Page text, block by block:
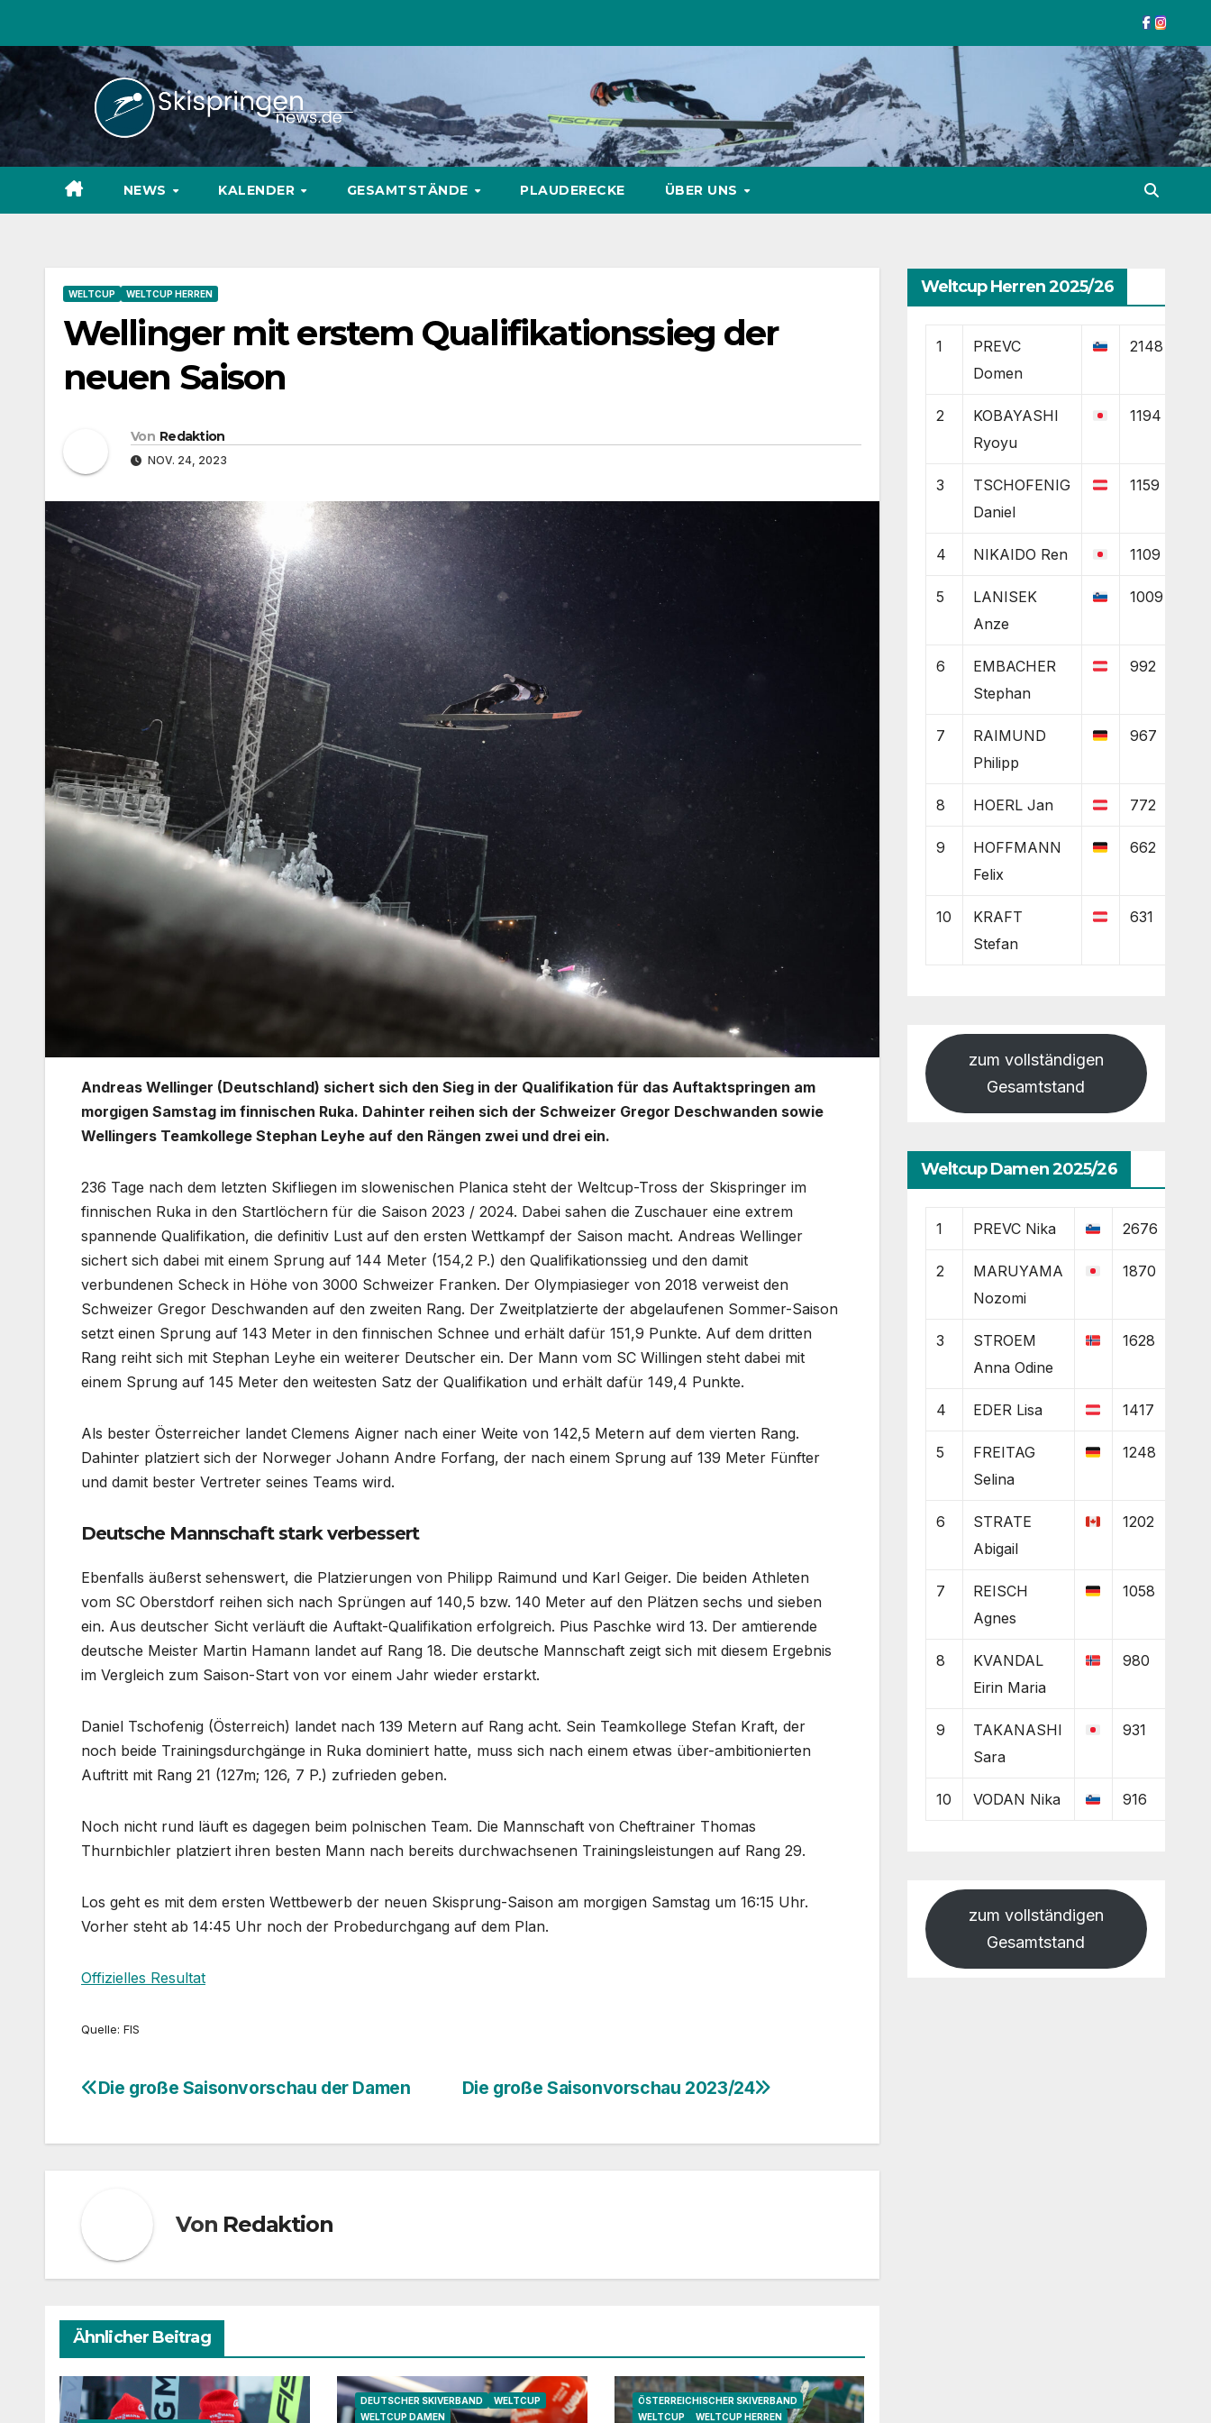
springen
NEWS KALENDER GESAMTSTÄNDE PLAUDERECKE ÜBER UNS
WELTCUP WELTCUP HERREN
Wellinger mit erstem Qualifikationssieg der
neuen Saison
Von Redaktion
NOV. 24, 2023
Andreas Wellinger (Deutschland) sichert sich den Sieg in der Qualifikation für das Auftaktspringen am
morgigen Samstag im finnischen Ruka. Dahinter reihen sich der Schweizer Gregor Deschwanden sowie
Wellingers Teamkollege Stephan Leyhe auf den Rängen zwei und drei ein.
236 Tage nach dem letzten Skifliegen im slowenischen Planica steht der Weltcup-Tross der Skispringer im
finnischen Ruka in den Startlöchern für die Saison 2023 / 2024. Dabei sahen die Zuschauer eine extrem
spannende Qualifikation, die definitiv Lust auf den ersten Wettkampf der Saison macht. Andreas Wellinger
sichert sich dabei mit einem Sprung auf 144 Meter (154,2 P.) den Qualifikationssieg und den damit
verbundenen Scheck in Höhe von 3000 Schweizer Franken. Der Olympiasieger von 2018 verweist den
Schweizer Gregor Deschwanden auf den zweiten Rang. Der Zweitplatzierte der abgelaufenen Sommer-Saison
setzt einen Sprung auf 143 Meter in den finnischen Schnee und erhält dafür 151,9 Punkte. Auf dem dritten
Rang reiht sich mit Stephan Leyhe ein weiterer Deutscher ein. Der Mann vom SC Willingen steht dabei mit
einem Sprung auf 145 Meter den weitesten Satz der Qualifikation und erhält dafür 149,4 Punkte.
Als bester Österreicher landet Clemens Aigner nach einer Weite von 142,5 Metern auf dem vierten Rang.
Dahinter platziert sich der Norweger Johann Andre Forfang, der nach einem Sprung auf 139 Meter Fünfter
und damit bester Vertreter seines Teams wird.
Deutsche Mannschaft stark verbessert
Ebenfalls äußerst sehenswert, die Platzierungen von Philipp Raimund und Karl Geiger. Die beiden Athleten
vom SC Oberstdorf reihen sich nach Sprüngen auf 140,5 bzw. 140 Meter auf den Plätzen sechs und sieben
ein. Aus deutscher Sicht verläuft die Auftakt-Qualifikation erfolgreich. Pius Paschke wird 13. Der amtierende
deutsche Meister Martin Hamann landet auf Rang 18. Die deutsche Mannschaft zeigt sich mit diesem Ergebnis
im Vergleich zum Saison-Start von vor einem Jahr wieder erstarkt.
Daniel Tschofenig (Österreich) landet nach 139 Metern auf Rang acht. Sein Teamkollege Stefan Kraft, der
noch beide Trainingsdurchgänge in Ruka dominiert hatte, muss sich nach einem etwas über-ambitionierten
Auftritt mit Rang 21 (127m; 126, 7 P.) zufrieden geben.
Noch nicht rund läuft es dagegen beim polnischen Team. Die Mannschaft von Cheftrainer Thomas
Thurnbichler platziert ihren besten Mann nach bereits durchwachsenen Trainingsleistungen auf Rang 29.
Los geht es mit dem ersten Wettbewerb der neuen Skisprung-Saison am morgigen Samstag um 16:15 Uhr.
Vorher steht ab 14:45 Uhr noch der Probedurchgang auf dem Plan.
Offizielles Resultat
Quelle: FIS
Beitragsnavigation Die große Saisonvorschau 2023/24
Die große Saisonvorschau der Damen
Von Redaktion
Ähnlicher Beitrag
DEUTSCHER SKIVERBAND
WELTCUP
WELTCUP DAMEN
ÖSTERREICHISCHER SKIVERBAND
WELTCUP
WELTCUP HERREN
Weltcup Herren 2025/26
1
PREVC
Domen
2148
2
KOBAYASHI
Ryoyu
1194
3
TSCHOFENIG
Daniel
1159
4 NIKAIDO Ren 1109
5
LANISEK
Anze
1009
6
EMBACHER
Stephan
992
7
RAIMUND
Philipp
967
8 HOERL Jan 772
9
HOFFMANN
Felix
662
10
KRAFT
Stefan
631
zum vollständigen
Gesamtstand
Weltcup Damen 2025/26
1 PREVC Nika 2676
2
MARUYAMA
Nozomi
1870
3
STROEM
Anna Odine
1628
4 EDER Lisa 1417
5
FREITAG
Selina
1248
6
STRATE
Abigail
1202
7
REISCH
Agnes
1058
8
KVANDAL
Eirin Maria
980
9
TAKANASHI
Sara
931
10 VODAN Nika 916
zum vollständigen
Gesamtstand